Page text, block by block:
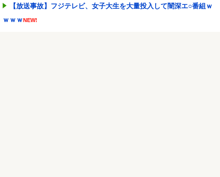
【放送事故】フジテレビ、女子大生を大量投入して闇深エ○番組ｗ
ｗｗｗNEW!